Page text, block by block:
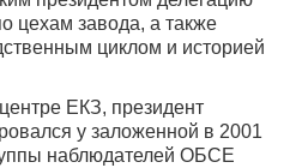
цехам завода, а также
циклом и историей
ЕКЗ, президент
у заложенной в 2001
наблюдателей ОБСЕ